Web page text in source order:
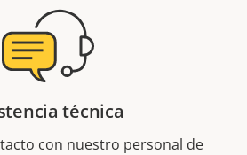
técnica
con nuestro personal de